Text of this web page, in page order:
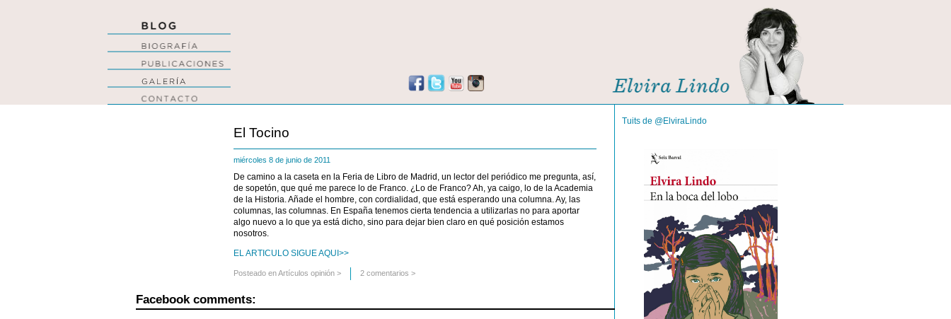
El Tocino
miércoles 8 de junio de 2011
De camino a la caseta en la Feria de Libro de Madrid, un lector del periódico me pregunta, así,
de sopetón, que qué me parece lo de Franco. ¿Lo de Franco? Ah, ya caigo, lo de la Academia
de la Historia. Añade el hombre, con cordialidad, que está esperando una columna. Ay, las
columnas, las columnas. En España tenemos cierta tendencia a utilizarlas no para aportar
algo nuevo a lo que ya está dicho, sino para dejar bien claro en qué posición estamos
nosotros.
EL ARTICULO SIGUE AQUI>>
Posteado enArtículos opinión > 2 comentarios >
Facebook comments:
Tuits de @ElviraLindo